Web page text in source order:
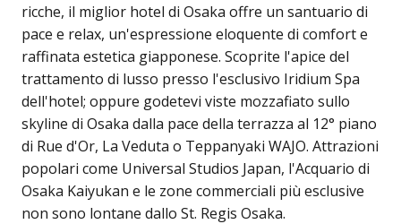
ricche, il miglior hotel di Osaka offre un santuario di
pace e relax, un'espressione eloquente di comfort e
raffinata estetica giapponese. Scoprite l'apice del
trattamento di lusso presso l'esclusivo Iridium Spa
dell'hotel; oppure godetevi viste mozzafiato sullo
skyline di Osaka dalla pace della terrazza al 12° piano
di Rue d'Or, La Veduta o Teppanyaki WAJO. Attrazioni
popolari come Universal Studios Japan, l'Acquario di
Osaka Kaiyukan e le zone commerciali più esclusive
non sono lontane dallo St. Regis Osaka.